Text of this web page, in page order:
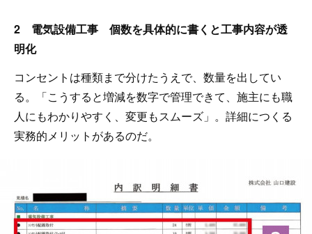
2 電気設備工事 個数を具体的に書くと工事内容が透
明化
コンセントは種類まで分けたうえで、数量を出してい
る。「こうすると増減を数字で管理できて、施主にも職
人にもわかりやすく、変更もスムーズ」。詳細につくる
実務的メリットがあるのだ。